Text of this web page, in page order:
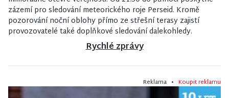
zázemí pro sledování meteorického roje Perseid. Kromě
pozorování noční oblohy přímo ze střešní terasy zajistí
provozovatelé také doplňkové sledování dalekohledy.
Rychlé zprávy
Reklama • Koupit reklamu